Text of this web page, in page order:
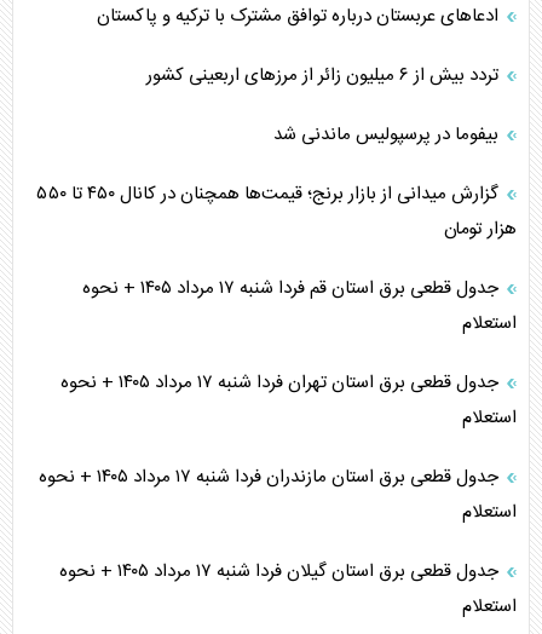
ادعاهای عربستان درباره توافق مشترک با ترکیه و پاکستان
تردد بیش از ۶ میلیون زائر از مرزهای اربعینی کشور
بیفوما در پرسپولیس ماندنی شد
گزارش میدانی از بازار برنج؛ قیمت‌ها همچنان در کانال ۴۵۰ تا ۵۵۰
هزار تومان
جدول قطعی برق استان قم فردا شنبه ۱۷ مرداد ۱۴۰۵ + نحوه
استعلام
جدول قطعی برق استان تهران فردا شنبه ۱۷ مرداد ۱۴۰۵ + نحوه
استعلام
جدول قطعی برق استان مازندران فردا شنبه ۱۷ مرداد ۱۴۰۵ + نحوه
استعلام
جدول قطعی برق استان گیلان فردا شنبه ۱۷ مرداد ۱۴۰۵ + نحوه
استعلام